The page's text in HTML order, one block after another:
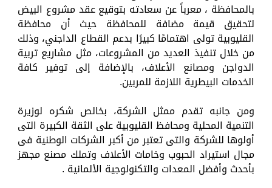
بالمحافظة ، معرباً عن سعادته بتوقيع عقد مشروع البيض
لتحقيق قيمة مضافة للمحافظة حيث أن محافظة
القليوبية تولى اهتمامًا كبيرًا بدعم القطاع الداجني، وذلك
من خلال تنفيذ العديد من المشروعات، مثل مشاريع تربية
الدواجن ومصانع الأعلاف، بالإضافة إلى توفير كافة
الخدمات البيطرية اللازمة للمربين.
ومن جانبه تقدم ممثل الشركة، بخالص شكره لوزيرة
التنمية المحلية ومحافظ القليوبية على الثقة الكبيرة التى
أولوها للشركة والتى تعتبر من أكبر الشركات الوطنية فى
مجال استيراد الحبوب وخامات الأعلاف وتملك مصنع مجهز
بأحدث وأفضل المعدات والتكنولوجية الألمانية .